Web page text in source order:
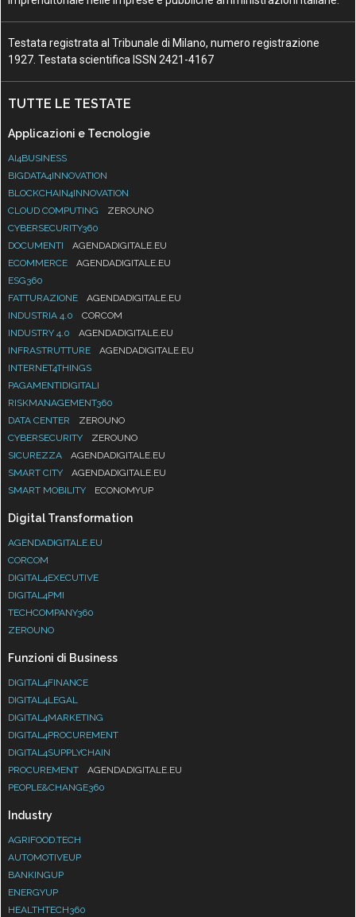
Testata registrata al Tribunale di Milano, numero registrazione
1927. Testata scientifica ISSN 2421-4167
TUTTE LE TESTATE
Applicazioni e Tecnologie
AI4BUSINESS
BIGDATA4INNOVATION
BLOCKCHAIN4INNOVATION
CLOUD COMPUTING
ZEROUNO
CYBERSECURITY360
DOCUMENTI
AGENDADIGITALE.EU
ECOMMERCE
AGENDADIGITALE.EU
ESG360
FATTURAZIONE
AGENDADIGITALE.EU
INDUSTRIA 4.0
CORCOM
INDUSTRY 4.0
AGENDADIGITALE.EU
INFRASTRUTTURE
AGENDADIGITALE.EU
INTERNET4THINGS
PAGAMENTIDIGITALI
RISKMANAGEMENT360
DATA CENTER
ZEROUNO
CYBERSECURITY
ZEROUNO
SICUREZZA
AGENDADIGITALE.EU
SMART CITY
AGENDADIGITALE.EU
SMART MOBILITY
ECONOMYUP
Digital Transformation
AGENDADIGITALE.EU
CORCOM
DIGITAL4EXECUTIVE
DIGITAL4PMI
TECHCOMPANY360
ZEROUNO
Funzioni di Business
DIGITAL4FINANCE
DIGITAL4LEGAL
DIGITAL4MARKETING
DIGITAL4PROCUREMENT
DIGITAL4SUPPLYCHAIN
PROCUREMENT
AGENDADIGITALE.EU
PEOPLE&CHANGE360
Industry
AGRIFOOD.TECH
AUTOMOTIVEUP
BANKINGUP
ENERGYUP
HEALTHTECH360